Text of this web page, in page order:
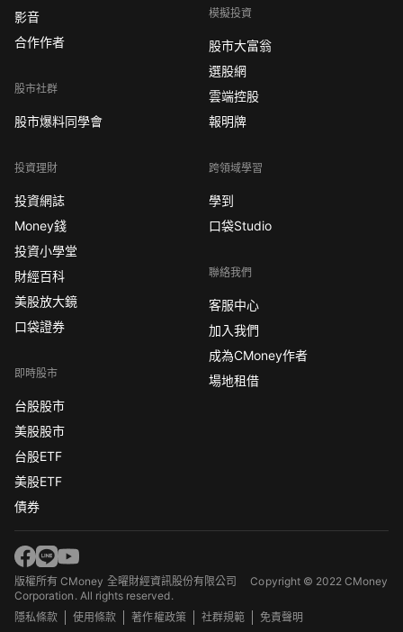
影音
合作作者
股市社群
股市爆料同學會
投資理財
投資網誌
Money錢
投資小學堂
財經百科
美股放大鏡
口袋證券
即時股市
台股股市
美股股市
台股ETF
美股ETF
債券
模擬投資
股市大富翁
選股網
雲端控股
報明牌
跨領域學習
學到
口袋Studio
聯絡我們
客服中心
加入我們
成為CMoney作者
場地租借
版權所有 CMoney 全曜財經資訊股份有限公司Copyright © 2022 CMoney
Corporation. All rights reserved.
隱私條款
使用條款 著作權政策 社群規範 免責聲明